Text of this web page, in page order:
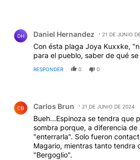
DH Daniel Hernandez 21 DE JUNIO
Con ésta plaga Joya Kuxxke,
para el pueblo, saber de qué
RESPONDER 0 0
CB Carlos Brun 21 DE JUNIO DE 2024
Bueh...Espinoza se tendra que
sombra porque, a diferencia de
"enterrarla". Solo fueron
Magario, mientras tanto tendra
"Bergoglio".